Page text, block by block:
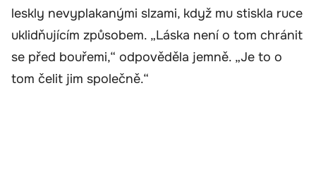
leskly nevyplakanými slzami, když mu stiskla ruce
uklidňujícím způsobem. „Láska není o tom chránit
se před bouřemi,“ odpověděla jemně. „Je to o
tom čelit jim společně.“